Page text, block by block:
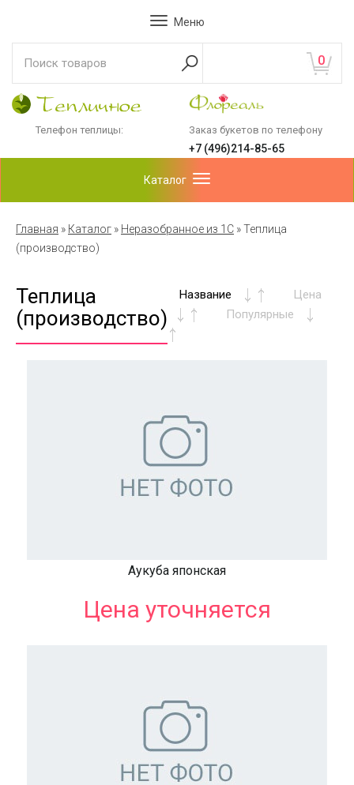
Меню
0
Телефон теплицы: Заказ букетов по телефону
+7 (496)214-85-65
Каталог
Главная » Каталог » Неразобранное из 1С »Теплица
(производство)
Теплица
(производство)
Название
Цена
Популярные
Аукуба японская
Цена уточняется